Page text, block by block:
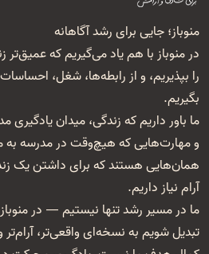
منوباز؛ جایی برای رشد آگاهانه
در منوباز با هم یاد می‌گیریم که
را بپذیریم، و از رابطه‌ها، شغل‌،
بگیریم.
ما باور داریم که زندگی، میدان یادگیری
و مهارت‌هایی که هیچ‌وقت در مدرسه به ما
همان‌هایی هستند که برای داشتن یک
آرام نیاز داریم.
ما در مسیر رشد تنها نیستیم — در
تبدیل شویم به نسخه‌ای واقعی‌تر، آرام‌تر